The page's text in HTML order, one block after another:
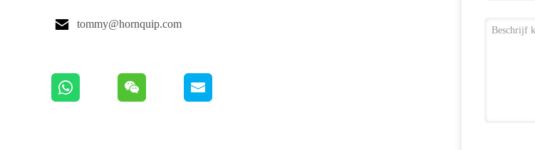
 tommy@hornquip.com